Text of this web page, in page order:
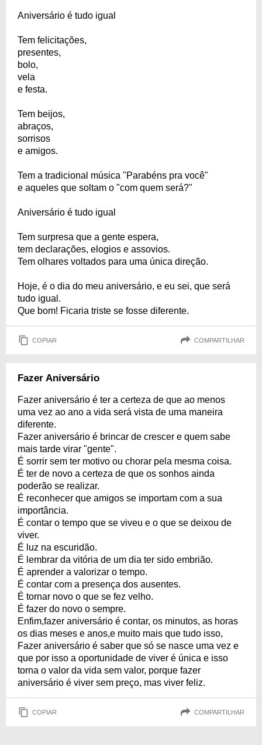
Aniversário é tudo igual
Tem felicitações,
presentes,
bolo,
vela
e festa.
Tem beijos,
abraços,
sorrisos
e amigos.
Tem a tradicional música "Parabéns pra você"
e aqueles que soltam o "com quem será?"
Aniversário é tudo igual
Tem surpresa que a gente espera,
tem declarações, elogios e assovios.
Tem olhares voltados para uma única direção.
Hoje, é o dia do meu aniversário, e eu sei, que será
tudo igual.
Que bom! Ficaria triste se fosse diferente.
COPIAR COMPARTILHAR
Fazer Aniversário
Fazer aniversário é ter a certeza de que ao menos
uma vez ao ano a vida será vista de uma maneira
diferente.
Fazer aniversário é brincar de crescer e quem sabe
mais tarde virar "gente".
É sorrir sem ter motivo ou chorar pela mesma coisa.
É ter de novo a certeza de que os sonhos ainda
poderão se realizar.
É reconhecer que amigos se importam com a sua
importância.
É contar o tempo que se viveu e o que se deixou de
viver.
É luz na escuridão.
É lembrar da vitória de um dia ter sido embrião.
É aprender a valorizar o tempo.
É contar com a presença dos ausentes.
É tornar novo o que se fez velho.
É fazer do novo o sempre.
Enfim,fazer aniversário é contar, os minutos, as horas
os dias meses e anos,e muito mais que tudo isso,
Fazer aniversário é saber que só se nasce uma vez e
que por isso a oportunidade de viver é única e isso
torna o valor da vida sem valor, porque fazer
aniversário é viver sem preço, mas viver feliz.
COPIAR COMPARTILHAR